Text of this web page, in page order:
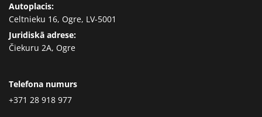
Autoplacis:
Celtnieku 16, Ogre, LV-5001
Juridiskā adrese:
Čiekuru 2A, Ogre
Telefona numurs
+371 28 918 977